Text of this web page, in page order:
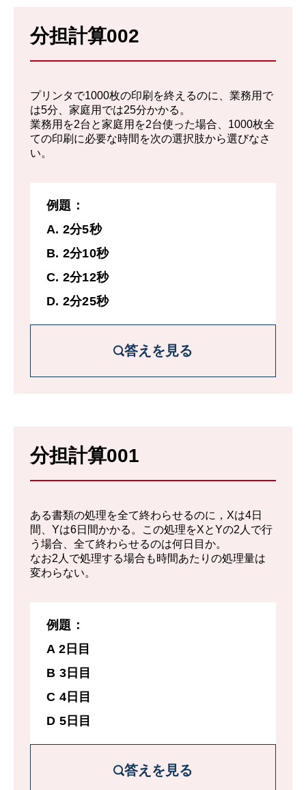
きる個数は、
X：1000 ÷ 2 = 500。
Z：1000÷ 1 ⅓ = 750
よってマシンXとZで、毎分合計1250個製造
できる。
よって12500個の製造にかかる時間は、
分担計算002
プリンタで1000枚の印刷を終えるのに、業務用で
は5分、家庭用では25分かかる。
業務用を2台と家庭用を2台使った場合、1000枚全
ての印刷に必要な時間を次の選択肢から選びなさ
い。
例題：
A. 2分5秒
B. 2分10秒
C. 2分12秒
D. 2分25秒
答えを見る
できる枚数は、
業務用：1000 ÷ 5 = 200枚。
家庭用：1000÷ 25= 40枚
よって業務用2台と家庭用2台で、毎分合計
480枚刷れる。
よって1000枚するためにかかる時間は、
これは2分5秒となる。
分担計算001
ある書類の処理を全て終わらせるのに，Xは4日
間、Yは6日間かかる。この処理をXとYの2人で行
う場合、全て終わらせるのは何日目か。
なお2人で処理する場合も時間あたりの処理量は
変わらない。
例題：
A 2日目
B 3日目
C 4日目
D 5日目
答えを見る